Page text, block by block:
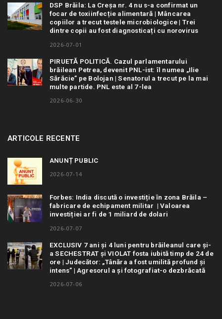
DSP Brăila: La Creșa nr. 4 nu s-a confirmat un
focar de toxiinfecție alimentară | Mâncarea
copiilor a trecut testele microbiologice | Trei
dintre copii au fost diagnosticați cu norovirus
2026-07-01
PIRUETĂ POLITICĂ. Cazul parlamentarului
brăilean Petrea, devenit PNL-ist: îl numea „Ilie
Sărăcie” pe Bolojan | Senatorul a trecut pe la mai
multe partide. PNL este al 7-lea
2026-06-30
ARTICOLE RECENTE
ANUNȚ PUBLIC
2026-07-14
Forbes: India discută o investiție în zona Brăila –
fabricare de echipament militar | Valoarea
investiției ar fi de 1 miliard de dolari
2026-07-07
EXCLUSIV 7 ani și 4 luni pentru brăileanul care și-
a SECHESTRAT și VIOLAT fosta iubită timp de 24 de
ore | Judecător: „Tânăra a fost umilită profund și
intens” | Agresorul a și fotografiat-o dezbrăcată
2026-07-06